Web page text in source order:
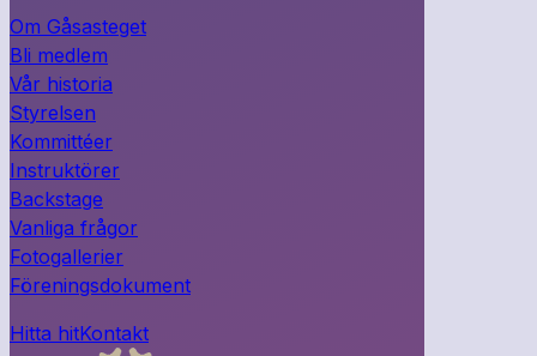
Om Gåsasteget
Bli medlem
Vår historia
Styrelsen
Kommittéer
Instruktörer
Backstage
Vanliga frågor
Fotogallerier
Föreningsdokument
Hitta hitKontakt